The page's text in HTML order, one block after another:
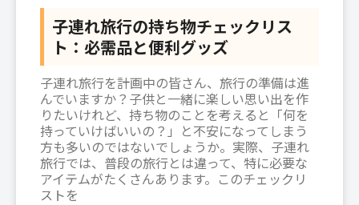
子連れ旅行の持ち物チェックリス
ト：必需品と便利グッズ
子連れ旅行を計画中の皆さん、旅行の準備は進
んでいますか？子供と一緒に楽しい思い出を作
りたいけれど、持ち物のことを考えると「何を
持っていけばいいの？」と不安になってしまう
方も多いのではないでしょうか。実際、子連れ
旅行では、普段の旅行とは違って、特に必要な
アイテムがたくさんあります。このチェックリ
ストを